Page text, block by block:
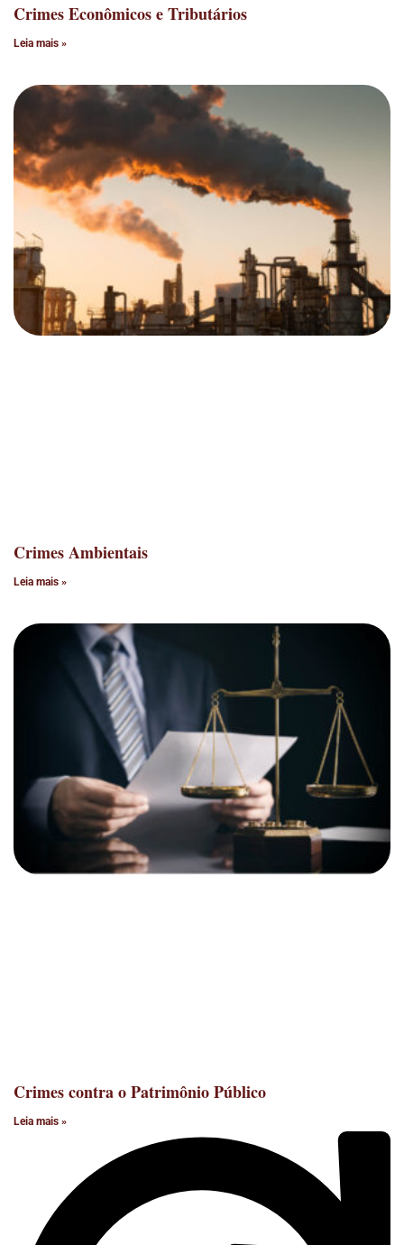
Crimes Econômicos e Tributários
Leia mais »
Crimes Ambientais
Leia mais »
Crimes contra o Patrimônio Público
Leia mais »